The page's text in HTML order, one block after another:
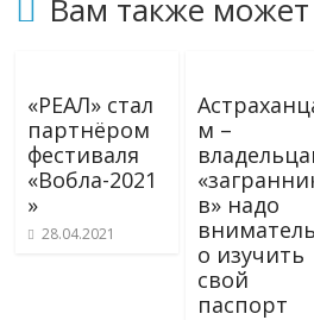
Вам также
«РЕАЛ» стал
партнёром
фестиваля
«Вобла-2021
»
28.04.2021
м –
в» надо
о изучить
свой
паспорт